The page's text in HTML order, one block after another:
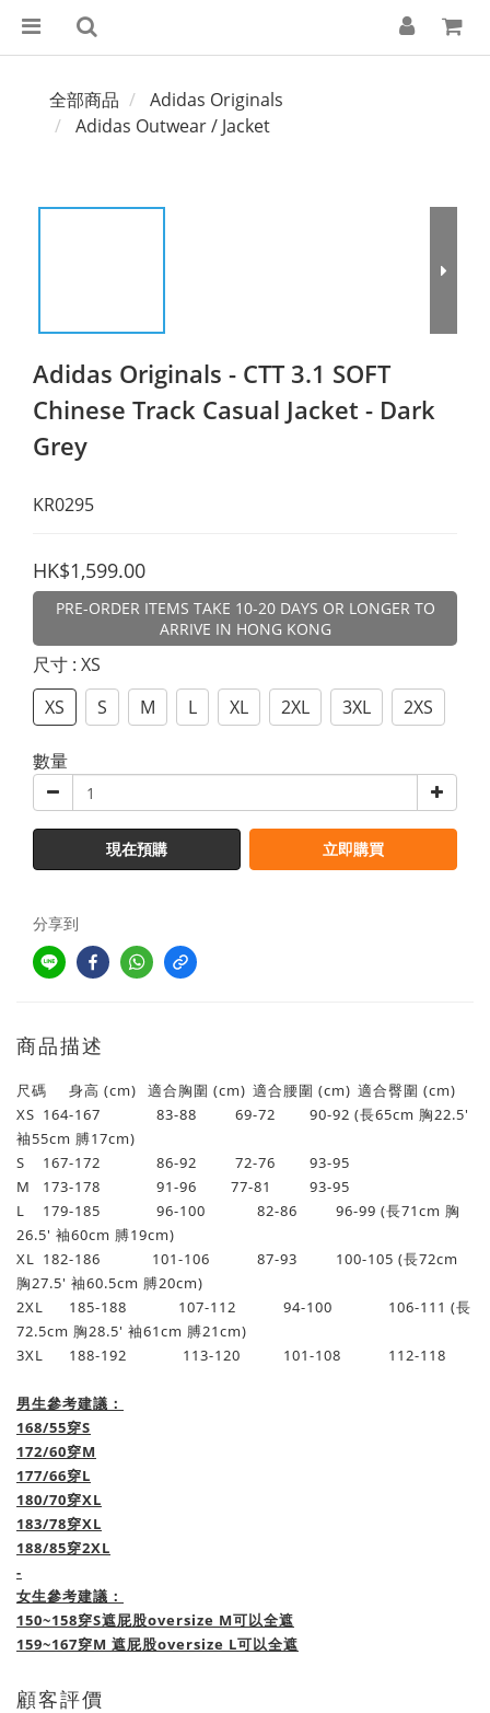
全部商品
Adidas Originals
Adidas Outwear / Jacket
Adidas Originals - CTT 3.1 SOFT
Chinese Track Casual Jacket - Dark
Grey
KR0295
HK$1,599.00
PRE-ORDER ITEMS TAKE 10-20 DAYS OR LONGER TO
ARRIVE IN HONG KONG
尺寸 : XS
XS
S M L XL 2XL 3XL 2XS
數量
現在預購 立即購買
分享到
商品描述
尺碼 身高 (cm) 適合胸圍 (cm) 適合腰圍 (cm) 適合臀圍 (cm)
XS 164-167 83-88 69-72
90-92 (長65cm 胸22.5'
袖55cm 膊17cm)
S
167-172 86-92 72-76
93-95
M
173-178 91-96 77-81
93-95
L
179-185 96-100 82-86
96-99 (長71cm 胸
26.5' 袖60cm 膊19cm)
XL 182-186 101-106 87-93
100-105 (長72cm
胸27.5' 袖60.5cm 膊20cm)
2XL
185-188 107-112 94-100
106-111 (長
72.5cm 胸28.5' 袖61cm 膊21cm)
3XL
188-192 113-120 101-108 112-118
男生參考建議：
168/55穿S
172/60穿M
177/66穿L
180/70穿XL
183/78穿XL
188/85穿2XL
-
女生參考建議：
150~158穿S遮屁股oversize M可以全遮
159~167穿M 遮屁股oversize L可以全遮
顧客評價